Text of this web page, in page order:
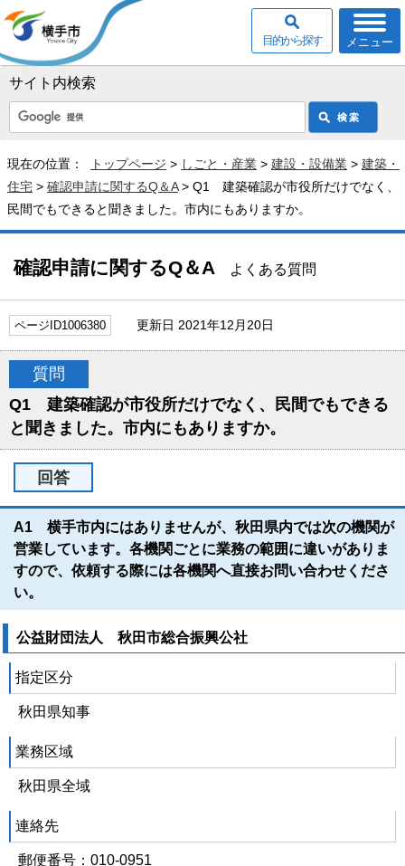
サイト内検索
メニュー
目的から探す
現在の位置： トップページ > しごと・産業 > 建設・設備業 > 建築・
住宅 > 確認申請に関するQ＆A> Q1 建築確認が市役所だけでなく、
民間でもできると聞きました。市内にもありますか。
確認申請に関するQ＆A よくある質問
ページID1006380 更新日 2021年12月20日
質問
Q1 建築確認が市役所だけでなく、民間でもできる
と聞きました。市内にもありますか。
回答
A1 横手市内にはありませんが、秋田県内では次の機関が
営業しています。各機関ごとに業務の範囲に違いがありま
すので、依頼する際には各機関へ直接お問い合わせくださ
い。
公益財団法人 秋田市総合振興公社
指定区分
秋田県知事
業務区域
秋田県全域
連絡先
郵便番号：010-0951